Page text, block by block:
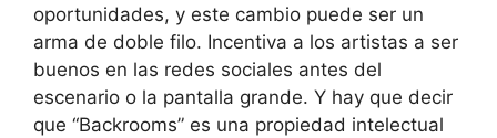
oportunidades, y este cambio puede ser un
arma de doble filo. Incentiva a los artistas a ser
buenos en las redes sociales antes del
escenario o la pantalla grande. Y hay que decir
que “Backrooms” es una propiedad intelectual